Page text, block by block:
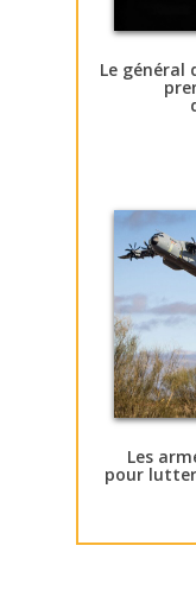
Le général
Les
pour